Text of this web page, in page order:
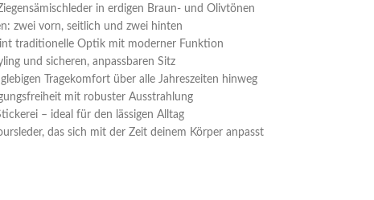
in erdigen Braun- und Olivtönen
zwei vorn, seitlich und zwei hinten
traditionelle Optik mit moderner Funktion
und sicheren, anpassbaren Sitz
Tragekomfort über alle Jahreszeiten hinweg
mit robuster Ausstrahlung
– ideal für den lässigen Alltag
das sich mit der Zeit deinem Körper anpasst